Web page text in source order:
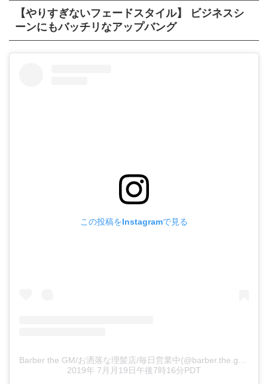
【やりすぎないフェードスタイル】 ビジネスシ
ーンにもバッチリなアップバング
この投稿をInstagramで見る
2019年 7月月19日午後7時16分PDT